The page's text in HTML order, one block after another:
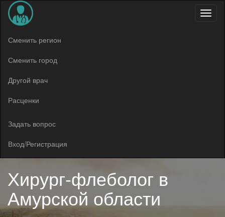
Меню
Сменить регион
Сменить город
Другой врач
Расценки
Задать вопрос
Вход/Регистрация
Хирург-флеболог в
Амурской области